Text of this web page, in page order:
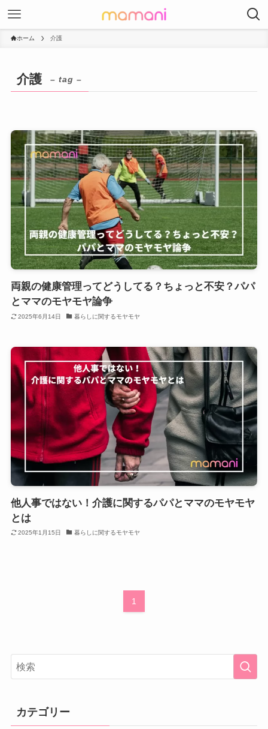
ホーム 介護
介護 – tag –
両親の健康管理ってどうしてる？ちょっと不安？パパ
とママのモヤモヤ論争
2025年6月14日 暮らしに関するモヤモヤ
他人事ではない！介護に関するパパとママのモヤモヤ
とは
2025年1月15日 暮らしに関するモヤモヤ
1
カテゴリー